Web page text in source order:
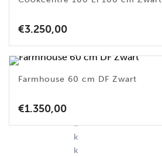
c
o
t
li
k
k
€3.250,00
Farmhouse 60 cm DF Zwart
€1.350,00